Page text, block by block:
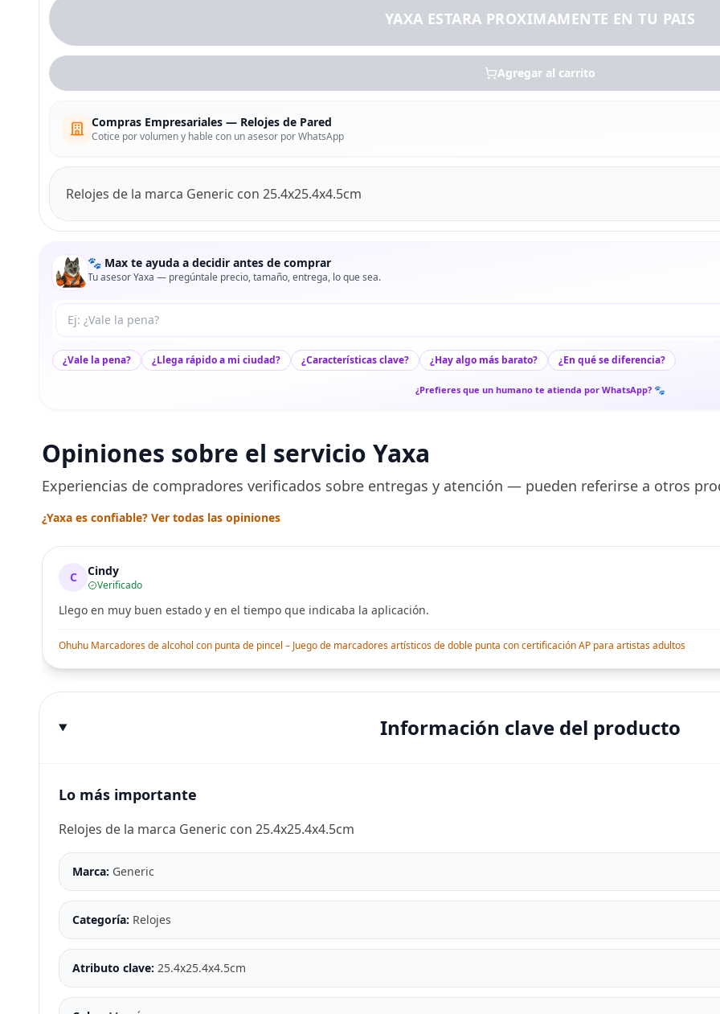
YAXA ESTARA PROXIMAMENTE EN TU PAIS
Agregar al carrito
Compras Empresariales — Relojes de Pared
Cotice por volumen y hable con un asesor por WhatsApp
Relojes de la marca Generic con 25.4x25.4x4.5cm
🐾 Max te ayuda a decidir antes de comprar
Tu asesor Yaxa — pregúntale precio, tamaño, entrega, lo que sea.
Tu pregunta a Max
¿Vale la pena? ¿Llega rápido a mi ciudad? ¿Características clave? ¿Hay algo más barato? ¿En qué se diferencia?
¿Prefieres que un humano te atienda por WhatsApp? 🐾
Opiniones sobre el servicio Yaxa
Experiencias de compradores verificados sobre entregas y atención — pueden referirse a otros
¿Yaxa es confiable? Ver todas las opiniones
C Cindy
Verificado
Llego en muy buen estado y en el tiempo que indicaba la aplicación.
Ohuhu Marcadores de alcohol con punta de pincel – Juego de marcadores artísticos de doble punta con certificación AP para artistas adultos
Información clave del producto
Lo más importante
Relojes de la marca Generic con 25.4x25.4x4.5cm
Marca: Generic
Categoría: Relojes
Atributo clave: 25.4x25.4x4.5cm